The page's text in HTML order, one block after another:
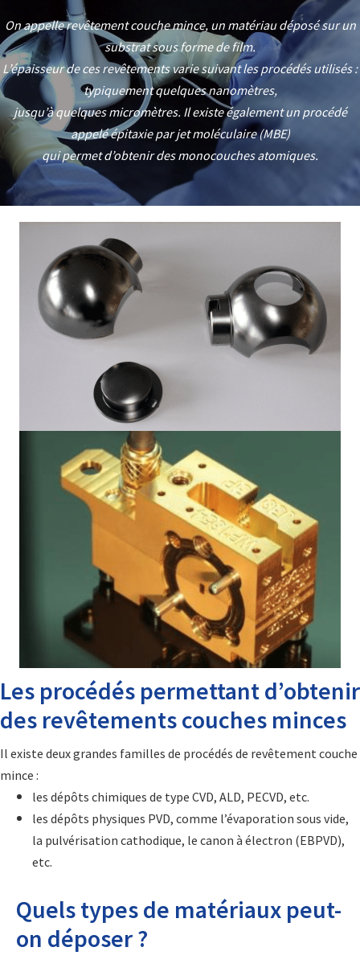
On appelle revêtement couche mince, un matériau déposé sur un
substrat sous forme de film.
L’épaisseur de ces revêtements varie suivant les procédés utilisés :
typiquement quelques nanomètres,
jusqu’à quelques micromètres. Il existe également un procédé
appelé épitaxie par jet moléculaire (MBE)
qui permet d’obtenir des monocouches atomiques.
Les procédés permettant d’obtenir
des revêtements couches minces
Il existe deux grandes familles de procédés de revêtement couche
mince :
les dépôts chimiques de type CVD, ALD, PECVD, etc.
les dépôts physiques PVD, comme l’évaporation sous vide,
la pulvérisation cathodique, le canon à électron (EBPVD),
etc.
Quels types de matériaux peut-
on déposer ?